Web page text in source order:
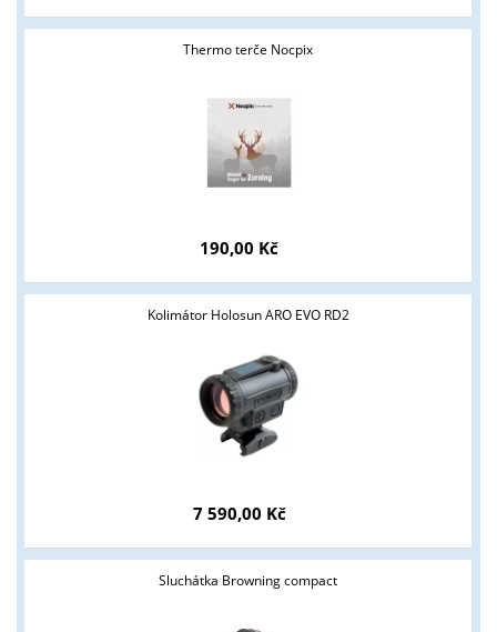
Thermo terče Nocpix
190,00 Kč
Kolimátor Holosun ARO EVO RD2
7 590,00 Kč
Sluchátka Browning compact
Tyto stránky jsou určeny pouze odborné veřejnosti od 18 let a
podnikatelům v oblasti zbraně a střelivo. Splňujete tyto
podmínky?